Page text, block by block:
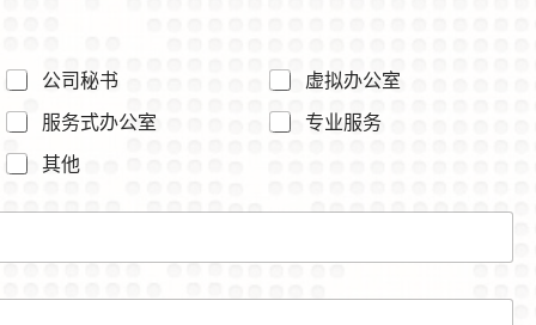
公司秘书
虚拟办公室
服务式办公室
专业服务
其他